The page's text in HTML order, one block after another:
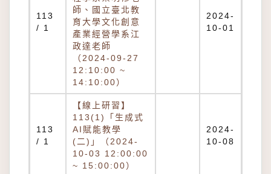
113
/ 1
師、國立臺北教
育大學文化創意
產業經營學系江
政達老師
（2024-09-27
12:10:00 ~
14:10:00）
2024-
10-01
113
/ 1
【線上研習】
113(1)「生成式
AI賦能教學
(二)」（2024-
10-03 12:00:00
~ 15:00:00）
2024-
10-08